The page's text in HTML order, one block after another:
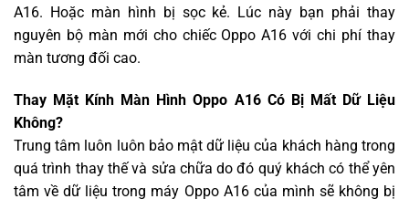
A16. Hoặc màn hình bị sọc kẻ. Lúc này bạn phải thay
nguyên bộ màn mới cho chiếc Oppo A16 với chi phí thay
màn tương đối cao.
Thay Mặt Kính Màn Hình Oppo A16 Có Bị Mất Dữ Liệu
Không?
Trung tâm luôn luôn bảo mật dữ liệu của khách hàng trong
quá trình thay thế và sửa chữa do đó quý khách có thể yên
tâm về dữ liệu trong máy Oppo A16 của mình sẽ không bị